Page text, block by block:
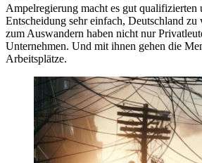
Ampelregierung macht es gut qualifizierten
Entscheidung sehr einfach, Deutschland zu
zum Auswandern haben nicht nur
Unternehmen. Und mit ihnen gehen die
Arbeitsplätze.